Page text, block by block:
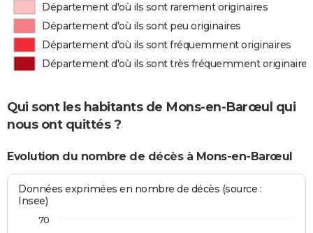
Département d'où ils sont rarement originaires
Département d'où ils sont peu originaires
Département d'où ils sont fréquemment originaires
Département d'où ils sont très fréquemment originaires
Qui sont les habitants de Mons-en-Barœul qui
nous ont quittés ?
Evolution du nombre de décès à Mons-en-Barœul
Données exprimées en nombre de décès (source :
Insee)
70